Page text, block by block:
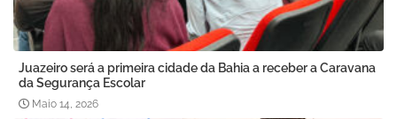
Juazeiro será a primeira cidade da Bahia a receber a Caravana
da Segurança Escolar
Maio 14, 2026